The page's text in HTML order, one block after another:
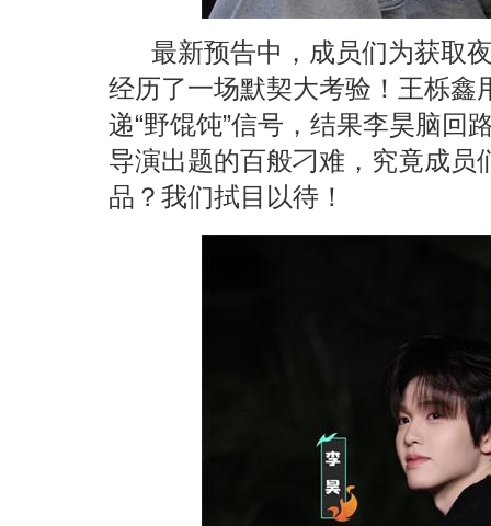
最新预告中，成员们为获取
经历了一场默契大考验！王栎鑫
递“野馄饨”信号，结果李昊脑回
导演出题的百般刁难，究竟成员
品？我们拭目以待！